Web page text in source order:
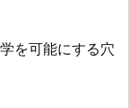
を可能にする穴